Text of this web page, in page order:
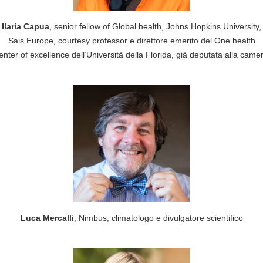
Ilaria Capua , senior fellow of Global health, Johns Hopkins University,
Sais Europe, courtesy professor e direttore emerito del One health
of excellence dell’Università della Florida, già deputata alla
Luca Mercalli , Nimbus, climatologo e divulgatore scientifico